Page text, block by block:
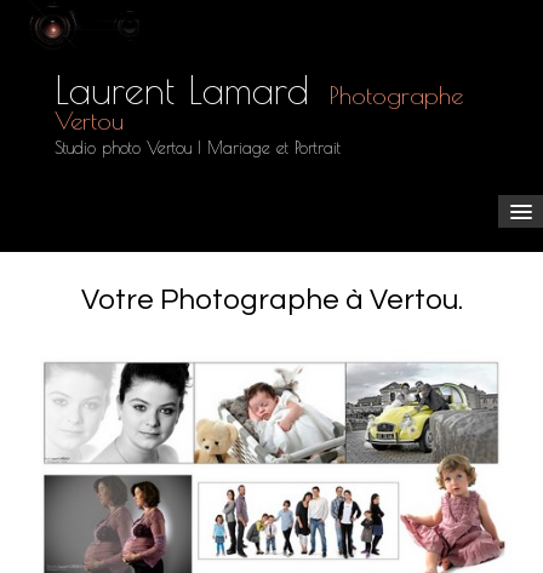
Laurent Lamard
Photographe
Vertou
Studio photo Vertou | Mariage et Portrait
Accueil
Tarifs
Espace clients
Boutique
Contact
Votre Photographe à Vertou.